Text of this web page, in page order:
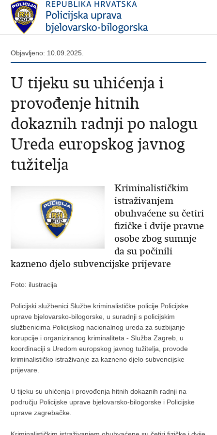
Objavljeno: 10.09.2025.
U tijeku su uhićenja i
provođenje hitnih
dokaznih radnji po nalogu
Ureda europskog javnog
tužitelja
Kriminalističkim
istraživanjem
obuhvaćene su četiri
fizičke i dvije pravne
osobe zbog sumnje
da su počinili
kazneno djelo subvencijske prijevare
Foto: ilustracija
Policijski službenici Službe kriminalističke policije Policijske
uprave bjelovarsko-bilogorske, u suradnji s policijskim
službenicima Policijskog nacionalnog ureda za suzbijanje
korupcije i organiziranog kriminaliteta - Služba Zagreb, u
koordinaciji s Uredom europskog javnog tužitelja, provode
kriminalističko istraživanje za kazneno djelo subvencijske
prijevare.
U tijeku su uhićenja i provođenja hitnih dokaznih radnji na
području Policijske uprave bjelovarsko-bilogorske i Policijske
uprave zagrebačke.